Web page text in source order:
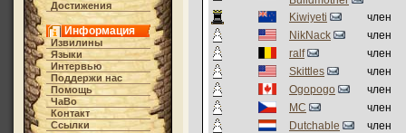
Достижения
Информация
Извилины
Языки
Интервью
Поддержи нас
Помощь
ЧаВо
Контакт
Ссылки
Kiwiyeti
член
NikNack
член
ralf
член
Skittles
член
Ogopogo
член
MC
член
Dutchable
член